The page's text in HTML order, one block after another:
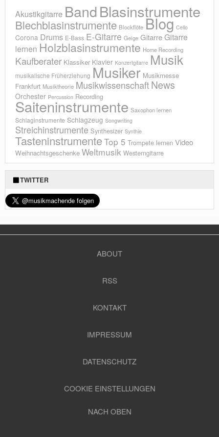
Akustikgitarre BandBlasinstrumente
Blechblasinstrumente Blockflöte Blog Cello
Corona Drums E-Bass E-Gitarre Geige GitarreGitarre
lernen Holzblasinstrumente Home Recording
Kaufberater Klassiker Klavier Konzertgitarre Musik
musikalische Früherziehung Musiker Musikmesse
Frankfurt Musiktheorie MusikwissenschaftNews
Orchester Percussion Recording
Saiteninstrumente Saxophon lernen
Schlaginstrumente Schlagzeug Songwriting
Streichinstrumente Synthesizer Synthie
TasteninstrumenteTop 5 Trompete lernen Video
Weihnachtsgeschenke Weltmusik Westerngitarre
TWITTER
ABOUT
RSS
KONTAKT
IMPRESSUM
DATENSCHUTZ
COOKIE EINSTELLUNGEN
NACH OBEN